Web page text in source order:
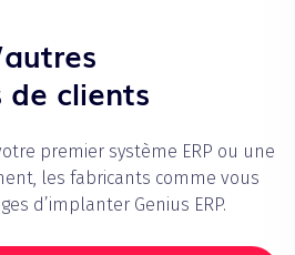
clients
premier système ERP ou une
les fabricants comme vous
d’implanter Genius ERP.